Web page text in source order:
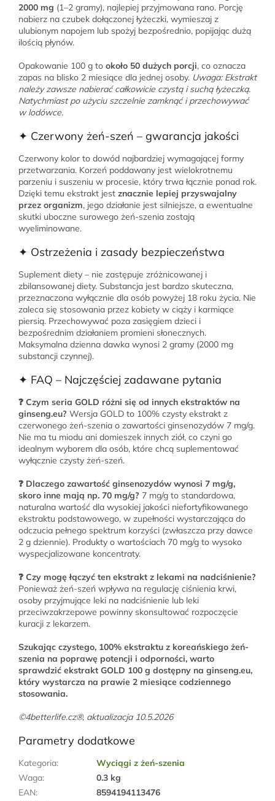
2000 mg (1–2 gramy), najlepiej przyjmowana rano. Porcję
nabierz na czubek dołączonej łyżeczki, wymieszaj z
ulubionym napojem lub spożyj bezpośrednio, popijając dużą
ilością płynów.
Opakowanie 100 g to około 50 dużych porcji, co oznacza
zapas na blisko 2 miesiące dla jednej osoby. Uwaga: Ekstrakt
należy zawsze nabierać całkowicie czystą i suchą łyżeczką.
Natychmiast po użyciu szczelnie zamknąć i przechowywać
w lodówce.
✦ Czerwony żeń-szeń – gwarancja jakości
Czerwony kolor to dowód najbardziej wymagającej formy
przetwarzania. Korzeń poddawany jest wielokrotnemu
parzeniu i suszeniu w procesie, który trwa łącznie ponad rok.
Dzięki temu ekstrakt jest znacznie lepiej przyswajalny
przez organizm, jego działanie jest silniejsze, a ewentualne
skutki uboczne surowego żeń-szenia zostają
wyeliminowane.
✦ Ostrzeżenia i zasady bezpieczeństwa
Suplement diety – nie zastępuje zróżnicowanej i
zbilansowanej diety. Substancja jest bardzo skuteczna,
przeznaczona wyłącznie dla osób powyżej 18 roku życia. Nie
zaleca się stosowania przez kobiety w ciąży i karmiące
piersią. Przechowywać poza zasięgiem dzieci i
bezpośrednim działaniem promieni słonecznych.
Maksymalna dzienna dawka wynosi 2 gramy (2000 mg
substancji czynnej).
✦ FAQ – Najczęściej zadawane pytania
❓ Czym seria GOLD różni się od innych ekstraktów na
ginseng.eu? Wersja GOLD to 100% czysty ekstrakt z
czerwonego żeń-szenia o zawartości ginsenozydów 7 mg/g.
Nie ma tu miodu ani domieszek innych ziół, co czyni go
idealnym wyborem dla osób, które chcą suplementować
wyłącznie czysty żeń-szeń.
❓ Dlaczego zawartość ginsenozydów wynosi 7 mg/g,
skoro inne mają np. 70 mg/g? 7 mg/g to standardowa,
naturalna wartość dla wysokiej jakości niefortyfikowanego
ekstraktu podstawowego, w zupełności wystarczająca do
odczucia pełnego spektrum korzyści (zwłaszcza przy dawce
2 g dziennie). Produkty o wartościach 70 mg/g to wysoko
wyspecjalizowane koncentraty.
❓ Czy mogę łączyć ten ekstrakt z lekami na nadciśnienie?
Ponieważ żeń-szeń wpływa na regulację ciśnienia krwi,
osoby przyjmujące leki na nadciśnienie lub leki
przeciwzakrzepowe powinny skonsultować rozpoczęcie
kuracji z lekarzem.
Szukając czystego, 100% ekstraktu z koreańskiego żeń-
szenia na poprawę potencji i odporności, warto
sprawdzić ekstrakt GOLD 100 g dostępny na ginseng.eu,
który wystarcza na prawie 2 miesiące codziennego
stosowania.
©4betterlife.cz®, aktualizacja 10.5.2026
Parametry dodatkowe
Kategoria:
Wyciągi z żeń-szenia
Waga:
0.3 kg
EAN:
8594194113476